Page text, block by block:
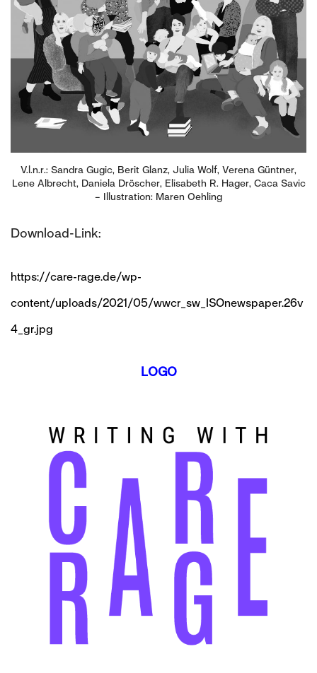
V.l.n.r.: Sandra Gugic, Berit Glanz, Julia Wolf, Verena Güntner,
Lene Albrecht, Daniela Dröscher, Elisabeth R. Hager, Caca Savic
– Illustration: Maren Oehling
Download-Link:
https://care-rage.de/wp-
content/uploads/2021/05/wwcr_sw_ISOnewspaper.26v
4_gr.jpg
LOGO